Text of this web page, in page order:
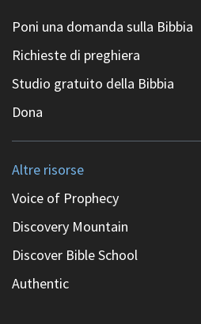
Poni una domanda sulla Bibbia
Richieste di preghiera
Studio gratuito della Bibbia
Dona
Altre risorse
Voice of Prophecy
Discovery Mountain
Discover Bible School
Authentic